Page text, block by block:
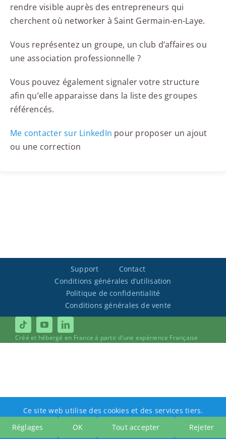
rendre visible auprès des entrepreneurs qui
cherchent où networker à Saint Germain-en-Laye.
Vous représentez un groupe, un club d’affaires ou
une association professionnelle ?
Vous pouvez également signaler votre structure
afin qu’elle apparaisse dans la liste des groupes
référencés.
Me contacter sur LinkedIn pour proposer un ajout
ou une correction
Support
Contact
Conditions générales d’utilisation
Politique de confidentialité
Conditions générales de vente
Créé et hébergé en France à partir d’une expérience Française
Ce site web utilise des cookies et des services tiers.
Réglages
OK Tout accepter Rejeter